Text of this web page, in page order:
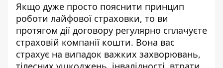
Якщо дуже просто пояснити принцип
роботи лайфової страховки, то ви
протягом дії договору регулярно сплачуєте
страховій компанії кошти. Вона вас
страхує на випадок важких захворювань,